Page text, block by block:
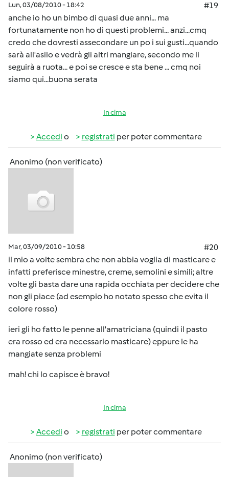
Lun, 03/08/2010 - 18:42
#19
anche io ho un bimbo di quasi due anni... ma
fortunatamente non ho di questi problemi... anzi...cmq
credo che dovresti assecondare un po i sui gusti...quando
sarà all'asilo e vedrà gli altri mangiare, secondo me li
seguirà a ruota... e poi se cresce e sta bene ... cmq noi
siamo qui...buona serata
In cima
Accedi o registrati per poter commentare
Anonimo (non verificato)
Mar, 03/09/2010 - 10:58
#20
il mio a volte sembra che non abbia voglia di masticare e
infatti preferisce minestre, creme, semolini e simili; altre
volte gli basta dare una rapida occhiata per decidere che
non gli piace (ad esempio ho notato spesso che evita il
colore rosso)
ieri gli ho fatto le penne all'amatriciana (quindi il pasto
era rosso ed era necessario masticare) eppure le ha
mangiate senza problemi
mah! chi lo capisce è bravo!
In cima
Accedi o registrati per poter commentare
Anonimo (non verificato)